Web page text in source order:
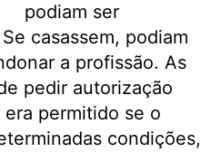
podiam ser
casassem, podiam
a profissão. As
pedir autorização
era permitido se o
condições,